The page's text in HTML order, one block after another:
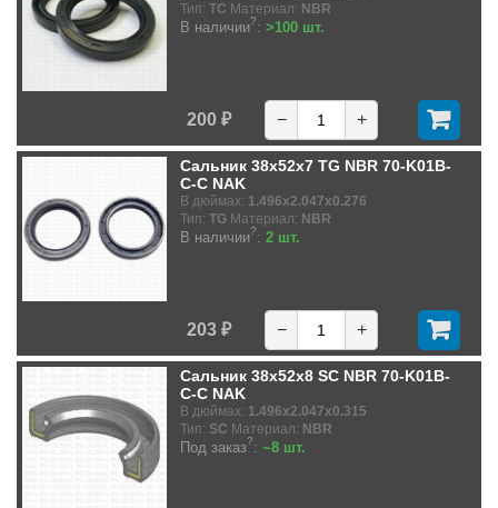
Тип: TC Материал: NBR
В наличии?: >100 шт.
200 ₽ − +
Сальник 38x52x7 TG NBR 70-K01B-
C-C NAK
В дюймах: 1.496x2.047x0.276
Тип: TG Материал: NBR
В наличии?: 2 шт.
203 ₽ − +
Сальник 38x52x8 SC NBR 70-K01B-
C-C NAK
В дюймах: 1.496x2.047x0.315
Тип: SC Материал: NBR
Под заказ?: ~8 шт.